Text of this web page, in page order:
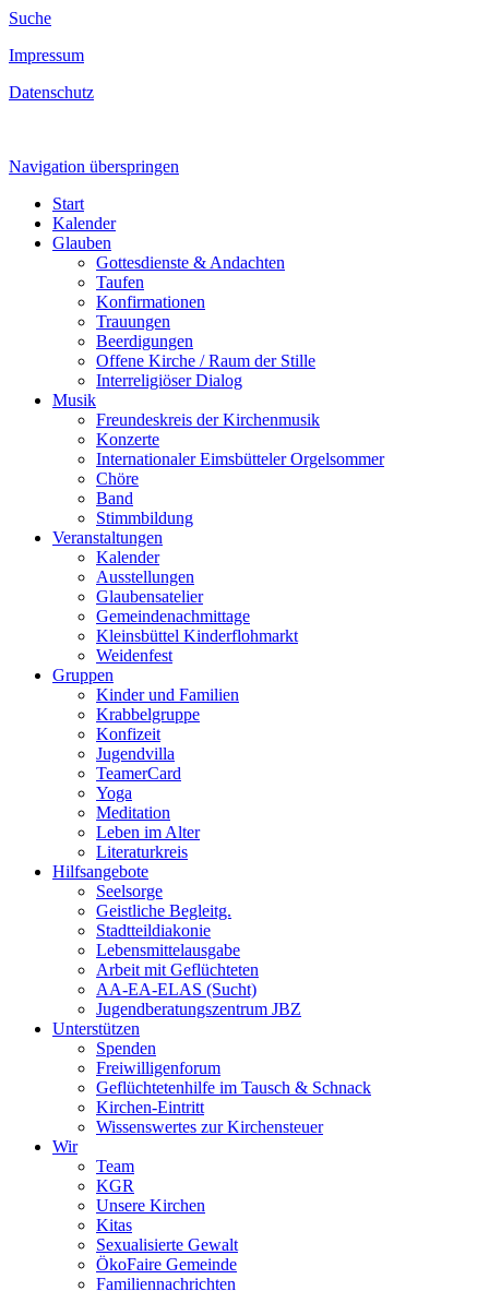
Suche
Impressum
Datenschutz
Navigation überspringen
Start
Kalender
Glauben
Gottesdienste & Andachten
Taufen
Konfirmationen
Trauungen
Beerdigungen
Offene Kirche / Raum der Stille
Interreligiöser Dialog
Musik
Freundeskreis der Kirchenmusik
Konzerte
Internationaler Eimsbütteler Orgelsommer
Chöre
Band
Stimmbildung
Veranstaltungen
Kalender
Ausstellungen
Glaubensatelier
Gemeindenachmittage
Kleinsbüttel Kinder­flohmarkt
Weidenfest
Gruppen
Kinder und Familien
Krabbelgruppe
Konfizeit
Jugendvilla
TeamerCard
Yoga
Meditation
Leben im Alter
Literaturkreis
Hilfsangebote
Seelsorge
Geistliche Begleitg.
Stadtteildiakonie
Lebensmittelausgabe
Arbeit mit Geflüchteten
AA-EA-ELAS (Sucht)
Jugendberatungs­zentrum JBZ
Unterstützen
Spenden
Freiwilligenforum
Geflüchtetenhilfe im Tausch & Schnack
Kirchen-Eintritt
Wissenswertes zur Kirchensteuer
Wir
Team
KGR
Unsere Kirchen
Kitas
Sexualisierte Gewalt
ÖkoFaire Gemeinde
Familiennachrichten